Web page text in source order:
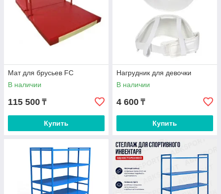
Мат для брусьев FC
В наличии
115 500 ₸
Купить
Нагрудник для девочки
В наличии
4 600 ₸
Купить